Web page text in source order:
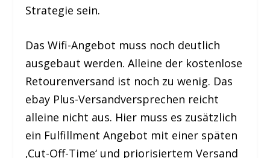
Strategie sein.
Das Wifi-Angebot muss noch deutlich
ausgebaut werden. Alleine der kostenlose
Retourenversand ist noch zu wenig. Das
ebay Plus-Versandversprechen reicht
alleine nicht aus. Hier muss es zusätzlich
ein Fulfillment Angebot mit einer späten
‚Cut-Off-Time‘ und priorisiertem Versand